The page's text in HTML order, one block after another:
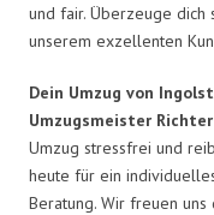
und fair. Überzeuge dich
unserem exzellenten
Dein Umzug von
Umzugsmeister
Umzug stressfrei und
heute für ein
Beratung. Wir freuen